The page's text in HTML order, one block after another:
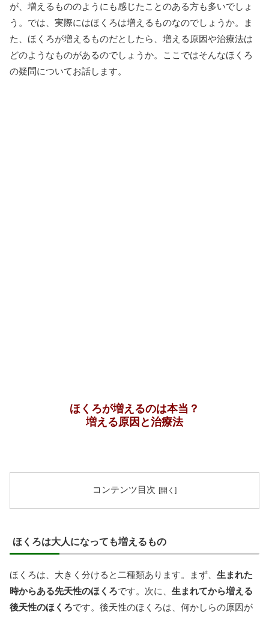
が、増えるもののようにも感じたことのある方も多いでしょ
う。では、実際にはほくろは増えるものなのでしょうか。ま
た、ほくろが増えるものだとしたら、増える原因や治療法は
どのようなものがあるのでしょうか。ここではそんなほくろ
の疑問についてお話します。
ほくろが増えるのは本当？
増える原因と治療法
コンテンツ目次
ほくろは大人になっても増えるもの
ほくろは、大きく分けると二種類あります。まず、 生まれた
時からある先天性のほくろです。次に、 生まれてから増える
後天性のほくろです。後天性のほくろは、何かしらの原因が